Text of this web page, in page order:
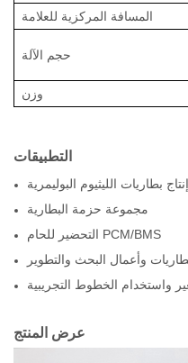
المسافة المركزية للعلامة
حجم الآلة
وزن
التطبيقات
إنتاج بطاريات الليثيوم البوليمرية
مجموعة حزمة البطارية
التحضير للحام PCM/BMS
وأعمال البحث والتطوير
واستخدام الخطوط التجريبية
عرض المنتج